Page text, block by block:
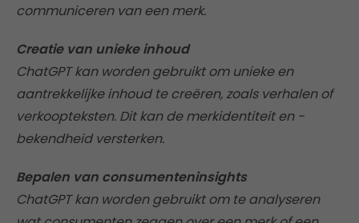
communiceren van een merk.
Creatie van unieke inhoud
ChatGPT kan worden gebruikt om unieke en
aantrekkelijke inhoud te creëren, zoals verhalen of
verkoopteksten. Dit kan de merkidentiteit en -
bekendheid versterken.
Bepalen van consumenteninsights
ChatGPT kan worden gebruikt om te analyseren